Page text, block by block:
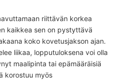
riittävän korkea
kaikkea sen on pystyttävä
koko kovetusjakson ajan.
liikaa, lopputuloksena voi olla
maalipinta tai epämääräisiä
korostuu myös